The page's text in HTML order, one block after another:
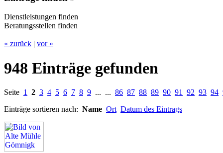
Dienstleistungen finden
Beratungsstellen finden
« zurück | vor »
948 Einträge gefunden
Seite 1 2 3 4 5 6 7 8 9 ... ... 86 87 88 89 90 91 92 93 94
Einträge sortieren nach: Name Ort Datum des Eintrags